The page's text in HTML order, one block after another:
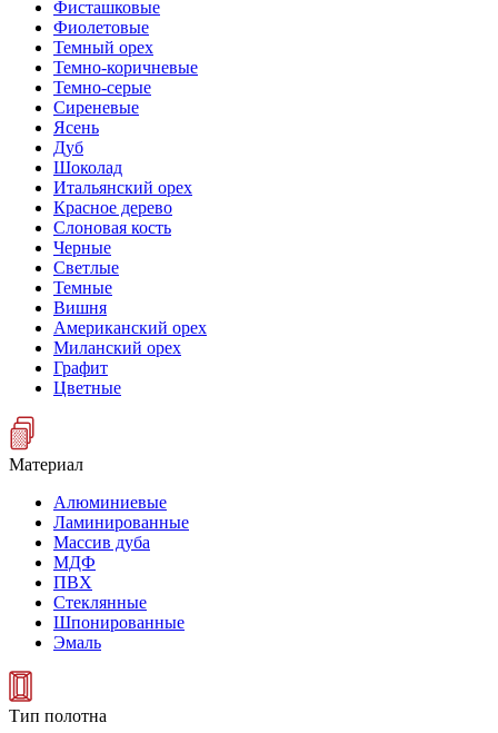
Фисташковые
Фиолетовые
Темный орех
Темно-коричневые
Темно-серые
Сиреневые
Ясень
Дуб
Шоколад
Итальянский орех
Красное дерево
Слоновая кость
Черные
Светлые
Темные
Вишня
Американский орех
Миланский орех
Графит
Цветные
Материал
Алюминиевые
Ламинированные
Массив дуба
МДФ
ПВХ
Стеклянные
Шпонированные
Эмаль
Тип полотна